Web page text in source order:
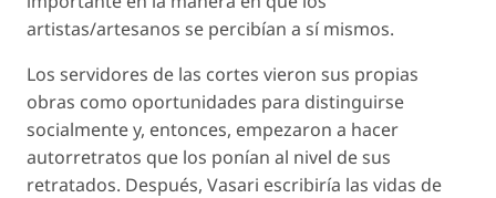
artistas/artesanos se percibían a sí mismos.
Los servidores de las cortes vieron sus propias
obras como oportunidades para distinguirse
socialmente y, entonces, empezaron a hacer
autorretratos que los ponían al nivel de sus
retratados. Después, Vasari escribiría las vidas de